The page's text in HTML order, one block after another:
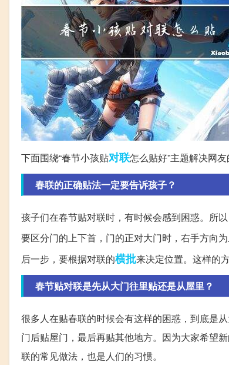
下面围绕“春节小孩贴对联怎么贴好”主题解决网
春联的正确贴法一定要告诉孩子？
孩子们在春节贴对联时，有时候会感到困惑。所
要区分门的上下首，门的正对大门时，右手方向
后一步，要根据对联的横批来决定位置。这样的
春节贴对联是先从大门往里贴还是从屋里？
很多人在贴春联的时候会有这样的困惑，到底是
门后贴屋门，最后再贴其他地方。因为大家希望
联的常见做法，也是人们的习惯。